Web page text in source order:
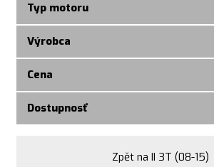
Typ motoru
Výrobca
Cena
Dostupnosť
Zpět na II 3T (08-15)